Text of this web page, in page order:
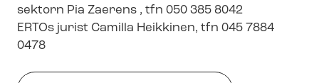
sektorn Pia Zaerens , tfn 050 385 8042
ERTOs jurist Camilla Heikkinen, tfn 045 7884
0478